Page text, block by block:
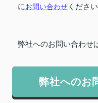
にお問い合わせ ください
弊社へのお問い合わせ
弊社へのお